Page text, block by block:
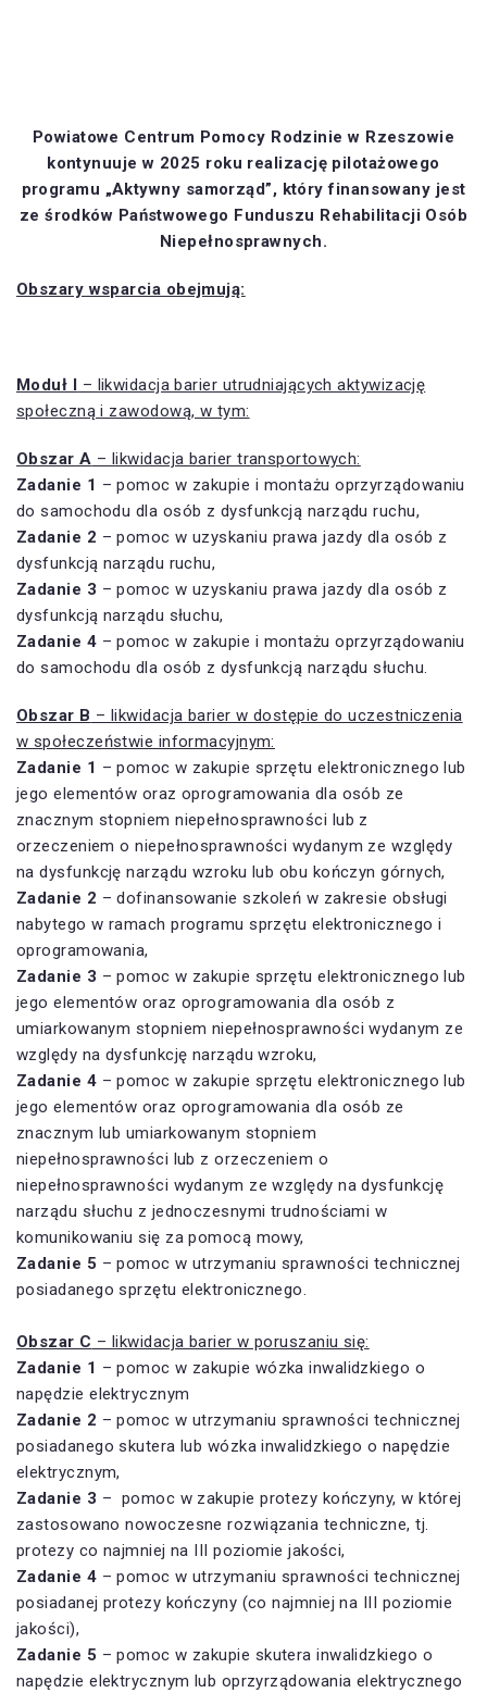
Powiatowe Centrum Pomocy Rodzinie w Rzeszowie
kontynuuje w 2025 roku realizację pilotażowego
programu „Aktywny samorząd”, który finansowany jest
ze środków Państwowego Funduszu Rehabilitacji Osób
Niepełnosprawnych.
Obszary wsparcia obejmują:
Moduł I – likwidacja barier utrudniających aktywizację
społeczną i zawodową, w tym:
Obszar A – likwidacja barier transportowych:
Zadanie 1 – pomoc w zakupie i montażu oprzyrządowaniu
do samochodu dla osób z dysfunkcją narządu ruchu,
Zadanie 2 – pomoc w uzyskaniu prawa jazdy dla osób z
dysfunkcją narządu ruchu,
Zadanie 3 – pomoc w uzyskaniu prawa jazdy dla osób z
dysfunkcją narządu słuchu,
Zadanie 4 – pomoc w zakupie i montażu oprzyrządowaniu
do samochodu dla osób z dysfunkcją narządu słuchu.
Obszar B – likwidacja barier w dostępie do uczestniczenia
w społeczeństwie informacyjnym:
Zadanie 1 – pomoc w zakupie sprzętu elektronicznego lub
jego elementów oraz oprogramowania dla osób ze
znacznym stopniem niepełnosprawności lub z
orzeczeniem o niepełnosprawności wydanym ze względy
na dysfunkcję narządu wzroku lub obu kończyn górnych,
Zadanie 2 – dofinansowanie szkoleń w zakresie obsługi
nabytego w ramach programu sprzętu elektronicznego i
oprogramowania,
Zadanie 3 – pomoc w zakupie sprzętu elektronicznego lub
jego elementów oraz oprogramowania dla osób z
umiarkowanym stopniem niepełnosprawności wydanym ze
względy na dysfunkcję narządu wzroku,
Zadanie 4 – pomoc w zakupie sprzętu elektronicznego lub
jego elementów oraz oprogramowania dla osób ze
znacznym lub umiarkowanym stopniem
niepełnosprawności lub z orzeczeniem o
niepełnosprawności wydanym ze względy na dysfunkcję
narządu słuchu z jednoczesnymi trudnościami w
komunikowaniu się za pomocą mowy,
Zadanie 5 – pomoc w utrzymaniu sprawności technicznej
posiadanego sprzętu elektronicznego.
Obszar C – likwidacja barier w poruszaniu się:
Zadanie 1 – pomoc w zakupie wózka inwalidzkiego o
napędzie elektrycznym
Zadanie 2 – pomoc w utrzymaniu sprawności technicznej
posiadanego skutera lub wózka inwalidzkiego o napędzie
elektrycznym,
Zadanie 3 – pomoc w zakupie protezy kończyny, w której
zastosowano nowoczesne rozwiązania techniczne, tj.
protezy co najmniej na III poziomie jakości,
Zadanie 4 – pomoc w utrzymaniu sprawności technicznej
posiadanej protezy kończyny (co najmniej na III poziomie
jakości),
Zadanie 5 – pomoc w zakupie skutera inwalidzkiego o
napędzie elektrycznym lub oprzyrządowania elektrycznego